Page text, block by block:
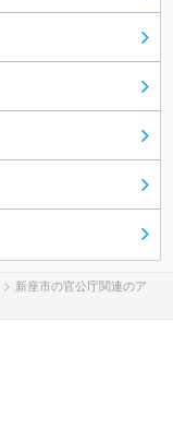
新座市の官公庁関連のア